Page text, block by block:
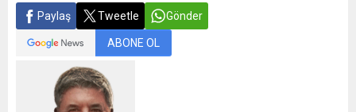
Paylaş Tweetle Gönder
ABONE OL